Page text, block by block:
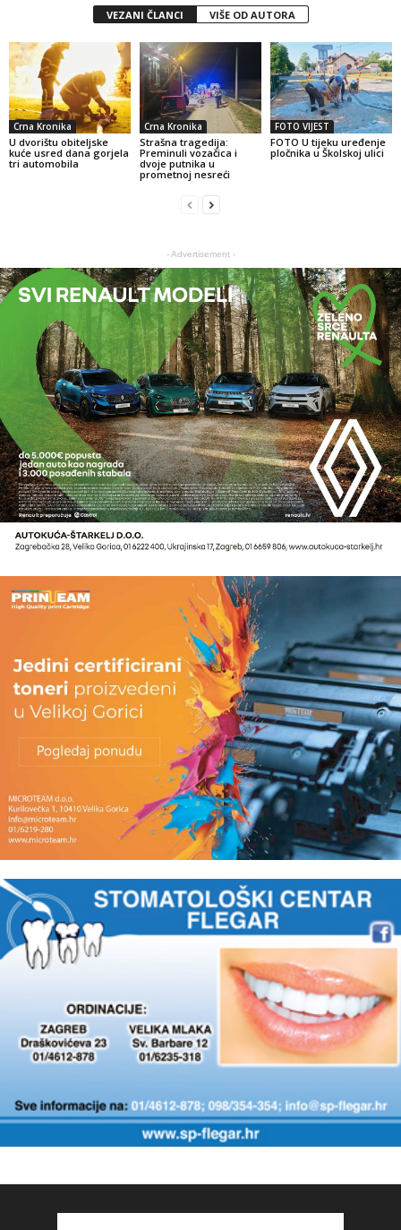
VEZANI ČLANCI VIŠE OD AUTORA
Crna Kronika
U dvorištu obiteljske
kuće usred dana gorjela
tri automobila
Crna Kronika
Strašna tragedija:
Preminuli vozačica i
dvoje putnika u
prometnoj nesreći
FOTO VIJEST
FOTO U tijeku uređenje
pločnika u Školskoj ulici
- Advertisement -